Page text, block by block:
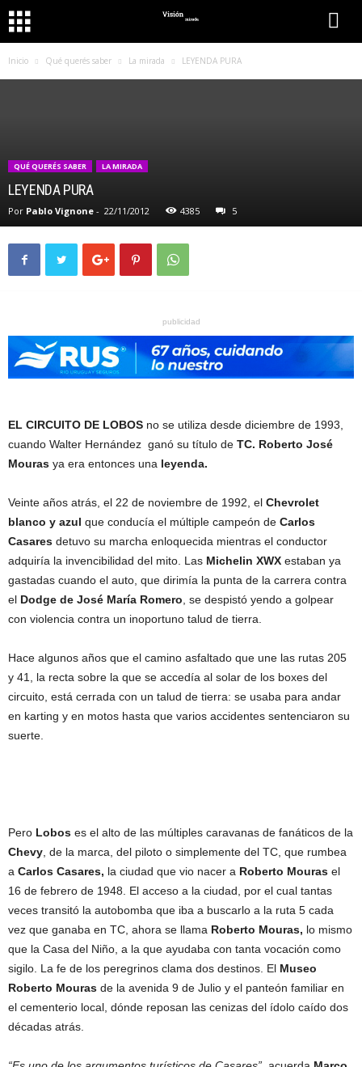
Inicio Qué querés saber La mirada LEYENDA PURA
QUÉ QUERÉS SABER LA MIRADA
LEYENDA PURA
Por Pablo Vignone - 22/11/2012 4385 5
publicidad
EL CIRCUITO DE LOBOS no se utiliza desde diciembre de 1993,
cuando Walter Hernández ganó su título de TC. Roberto José
Mouras ya era entonces una leyenda.
Veinte años atrás, el 22 de noviembre de 1992, el Chevrolet
blanco y azul que conducía el múltiple campeón de Carlos
Casares detuvo su marcha enloquecida mientras el conductor
adquiría la invencibilidad del mito. Las Michelin XWX estaban ya
gastadas cuando el auto, que dirimía la punta de la carrera contra
el Dodge de José María Romero , se despistó yendo a golpear
con violencia contra un inoportuno talud de tierra.
Hace algunos años que el camino asfaltado que une las rutas 205
y 41, la recta sobre la que se accedía al solar de los boxes del
circuito, está cerrada con un talud de tierra: se usaba para andar
en karting y en motos hasta que varios accidentes sentenciaron su
suerte.
Pero Lobos es el alto de las múltiples caravanas de fanáticos de la
Chevy , de la marca, del piloto o simplemente del TC, que rumbea
a Carlos Casares, la ciudad que vio nacer a Roberto Mouras el
16 de febrero de 1948. El acceso a la ciudad, por el cual tantas
veces transitó la autobomba que iba a buscarlo a la ruta 5 cada
vez que ganaba en TC, ahora se llama Roberto Mouras, lo mismo
que la Casa del Niño, a la que ayudaba con tanta vocación como
sigilo. La fe de los peregrinos clama dos destinos. El Museo
Roberto Mouras de la avenida 9 de Julio y el panteón familiar en
el cementerio local, dónde reposan las cenizas del ídolo caído dos
décadas atrás.